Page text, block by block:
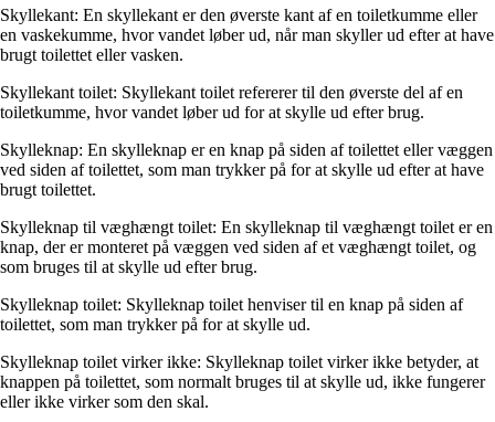
Skyllekant: En skyllekant er den øverste kant af en toiletkumme eller
en vaskekumme, hvor vandet løber ud, når man skyller ud efter at have
brugt toilettet eller vasken.
Skyllekant toilet: Skyllekant toilet refererer til den øverste del af en
toiletkumme, hvor vandet løber ud for at skylle ud efter brug.
Skylleknap: En skylleknap er en knap på siden af toilettet eller væggen
ved siden af toilettet, som man trykker på for at skylle ud efter at have
brugt toilettet.
Skylleknap til væghængt toilet: En skylleknap til væghængt toilet er en
knap, der er monteret på væggen ved siden af et væghængt toilet, og
som bruges til at skylle ud efter brug.
Skylleknap toilet: Skylleknap toilet henviser til en knap på siden af
toilettet, som man trykker på for at skylle ud.
Skylleknap toilet virker ikke: Skylleknap toilet virker ikke betyder, at
knappen på toilettet, som normalt bruges til at skylle ud, ikke fungerer
eller ikke virker som den skal.